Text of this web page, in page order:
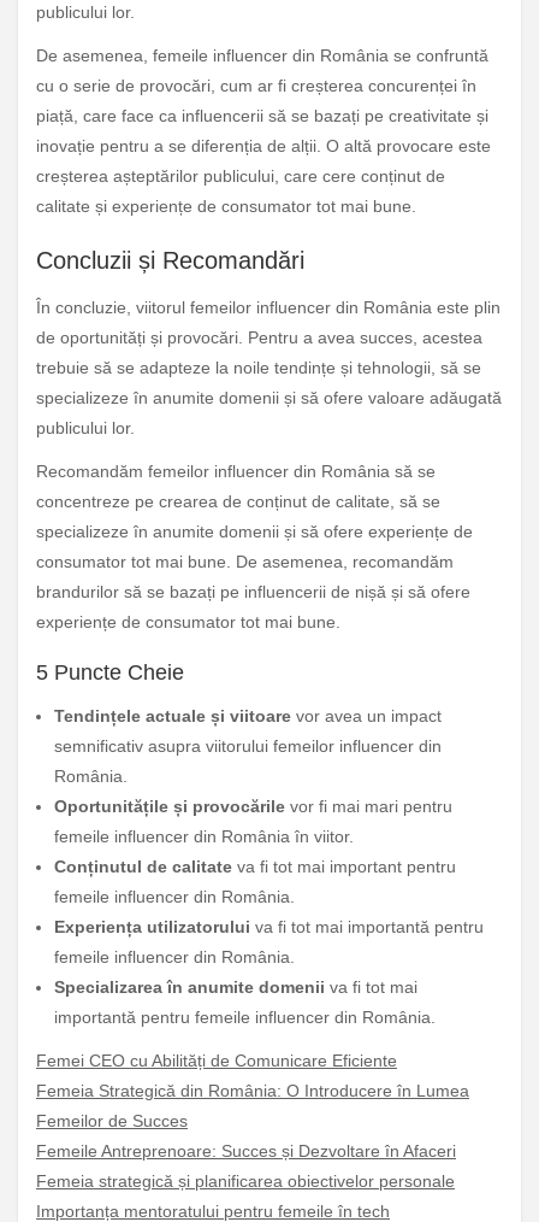
publicului lor.
De asemenea, femeile influencer din România se confruntă
cu o serie de provocări, cum ar fi creșterea concurenței în
piață, care face ca influencerii să se bazați pe creativitate și
inovație pentru a se diferenția de alții. O altă provocare este
creșterea așteptărilor publicului, care cere conținut de
calitate și experiențe de consumator tot mai bune.
Concluzii și Recomandări
În concluzie, viitorul femeilor influencer din România este plin
de oportunități și provocări. Pentru a avea succes, acestea
trebuie să se adapteze la noile tendințe și tehnologii, să se
specializeze în anumite domenii și să ofere valoare adăugată
publicului lor.
Recomandăm femeilor influencer din România să se
concentreze pe crearea de conținut de calitate, să se
specializeze în anumite domenii și să ofere experiențe de
consumator tot mai bune. De asemenea, recomandăm
brandurilor să se bazați pe influencerii de nișă și să ofere
experiențe de consumator tot mai bune.
5 Puncte Cheie
Tendințele actuale și viitoare vor avea un impact
semnificativ asupra viitorului femeilor influencer din
România.
Oportunitățile și provocările vor fi mai mari pentru
femeile influencer din România în viitor.
Conținutul de calitate va fi tot mai important pentru
femeile influencer din România.
Experiența utilizatorului va fi tot mai importantă pentru
femeile influencer din România.
Specializarea în anumite domenii va fi tot mai
importantă pentru femeile influencer din România.
Femei CEO cu Abilități de Comunicare Eficiente
Femeia Strategică din România: O Introducere în Lumea
Femeilor de Succes
Femeile Antreprenoare: Succes și Dezvoltare în Afaceri
Femeia strategică și planificarea obiectivelor personale
Importanța mentoratului pentru femeile în tech